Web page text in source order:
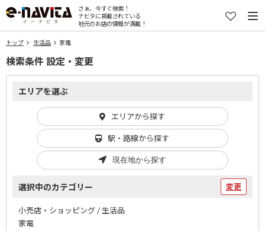
さぁ、今すぐ検索！
ナビタに掲載されている
地元のお店の情報が満載！
トップ 生活品 家電
検索条件 設定・変更
エリアを選ぶ
エリアから探す
駅・路線から探す
現在地から探す
選択中のカテゴリー 変更
小売店・ショッピング / 生活品
家電